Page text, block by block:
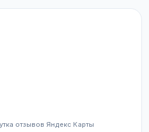
отзывов Яндекс Карты